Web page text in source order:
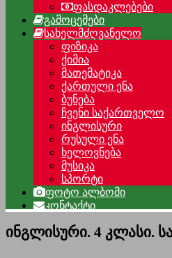
ფასდაკლებები
გამოცემები
სახელმძღვანელო
ფიზიკა
ქიმია
მათემატიკა
ქართული ენა
ბუნება
ჩვენი საქართველო
ინგლისური
რუსული ენა
ხელოვნება
მუსიკა
სპორტი
ფოტო ალბომი
კონტაქტი
ინგლისური. 4 კლასი.